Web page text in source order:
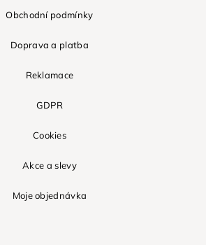
Obchodní podmínky
Doprava a platba
Reklamace
GDPR
Cookies
Akce a slevy
Moje objednávka